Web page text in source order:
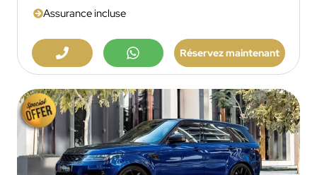
Assurance incluse
Réservez maintenant